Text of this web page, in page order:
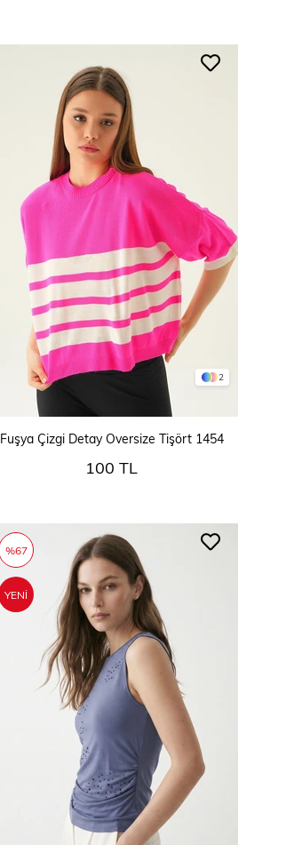
2
SEPETE EKLE
Fuşya Çizgi Detay Oversize Tişört 1454
100 TL
%67
YENI